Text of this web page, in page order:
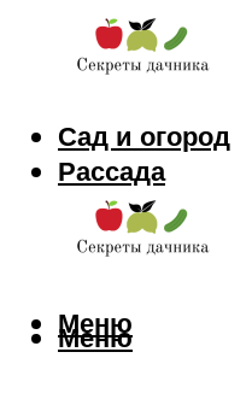
Сад и огород
Рассада
Цветы
Заготовки
Меню
Меню